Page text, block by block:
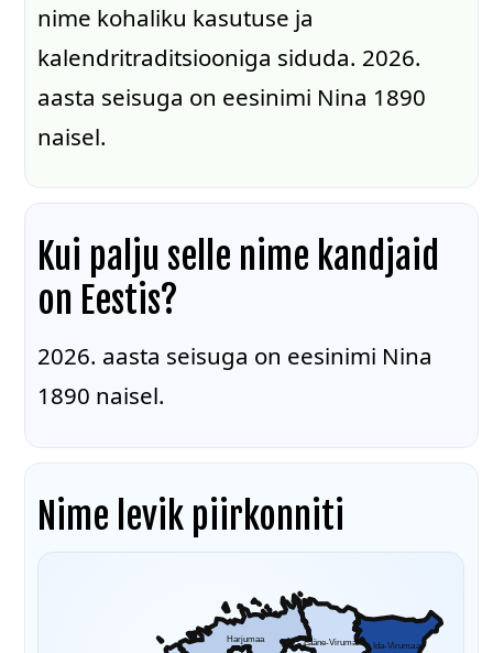
nime kohaliku kasutuse ja
kalendritraditsiooniga siduda. 2026.
aasta seisuga on eesinimi Nina 1890
naisel.
Kui palju selle nime kandjaid
on Eestis?
2026. aasta seisuga on eesinimi Nina
1890 naisel.
Nime levik piirkonniti
Harjumaa Lääne-Virumaa Ida-Virumaa